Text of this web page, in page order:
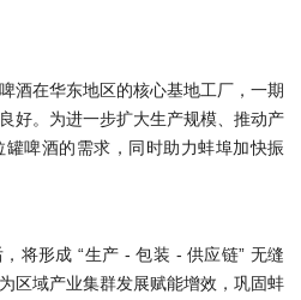
酒在华东地区的核心基地工厂，一期
好。为进一步扩大生产规模、推动产
啤酒的需求，同时助力蚌埠加快振
，将形成 “生产 - 包装 - 供应链” 无缝
区域产业集群发展赋能增效，巩固蚌